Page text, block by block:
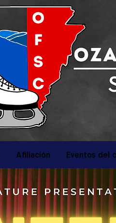
Afiliación Eventos del